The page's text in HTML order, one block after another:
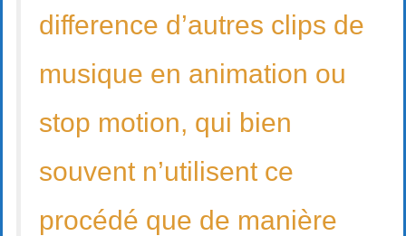
difference d’autres clips de
musique en animation ou
stop motion, qui bien
souvent n’utilisent ce
procédé que de manière